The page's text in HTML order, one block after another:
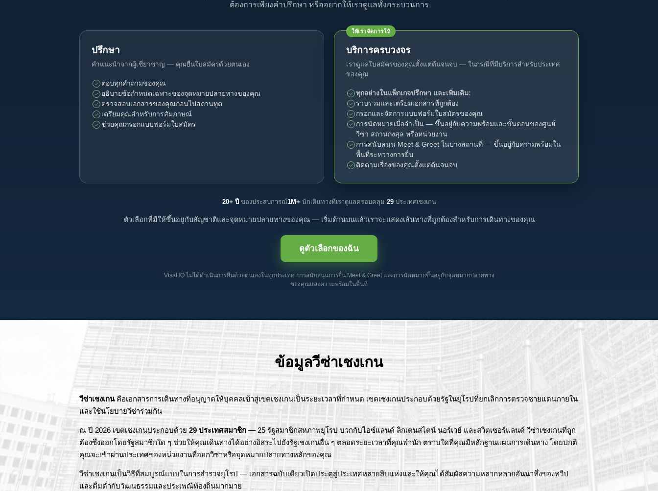
ต้องการเพียงคำปรึกษา หรืออยากให้เราดูแลทั้งกระบวนการ
ปรึกษา
คำแนะนำจากผู้เชี่ยวชาญ — คุณยื่นใบสมัครด้วยตนเอง
ตอบทุกคำถามของคุณ
อธิบายข้อกำหนดเฉพาะของจุดหมายปลายทางของคุณ
ตรวจสอบเอกสารของคุณก่อนไปสถานทูต
เตรียมคุณสำหรับการสัมภาษณ์
ช่วยคุณกรอกแบบฟอร์มใบสมัคร
ให้เราจัดการให้
บริการครบวงจร
เราดูแลใบสมัครของคุณตั้งแต่ต้นจนจบ — ในกรณีที่มีบริการสำหรับประเทศ
ของคุณ
ทุกอย่างในแพ็กเกจปรึกษา และเพิ่มเติม:
รวบรวมและเตรียมเอกสารที่ถูกต้อง
กรอกและจัดการแบบฟอร์มใบสมัครของคุณ
การนัดหมายเมื่อจำเป็น — ขึ้นอยู่กับความพร้อมและขั้นตอนของศูนย์
วีซ่า สถานกงสุล หรือหน่วยงาน
การสนับสนุน Meet & Greet ในบางสถานที่ — ขึ้นอยู่กับความพร้อมใน
พื้นที่ระหว่างการยื่น
ติดตามเรื่องของคุณตั้งแต่ต้นจนจบ
20+ ปี ของประสบการณ์1M+ นักเดินทางที่เราดูแลครอบคลุม 29ประเทศเชงเกน
ตัวเลือกที่มีให้ขึ้นอยู่กับสัญชาติและจุดหมายปลายทางของคุณ — เริ่มด้านบนแล้วเราจะแสดงเส้นทางที่ถูกต้องสำหรับการเดินทางของคุณ
ดูตัวเลือกของฉัน
VisaHQ ไม่ได้ดำเนินการยื่นด้วยตนเองในทุกประเทศ การสนับสนุนการยื่น Meet & Greet และการนัดหมายขึ้นอยู่กับจุดหมายปลายทาง
ของคุณและความพร้อมในพื้นที่
ข้อมูลวีซ่าเชงเกน
วีซ่าเชงเกนคือเอกสารการเดินทางที่อนุญาตให้บุคคลเข้าสู่เขตเชงเกนเป็นระยะเวลาที่กำหนด เขตเชงเกนประกอบด้วยรัฐในยุโรปที่ยกเลิกการตรวจชายแดนภายใน
และใช้นโยบายวีซ่าร่วมกัน
ณ ปี 2026 เขตเชงเกนประกอบด้วย 29 ประเทศสมาชิก — 25 รัฐสมาชิกสหภาพยุโรป บวกกับไอซ์แลนด์ ลิกเตนสไตน์ นอร์เวย์ และสวิตเซอร์แลนด์ วีซ่าเชงเกนที่ถูก
ต้องซึ่งออกโดยรัฐสมาชิกใด ๆ ช่วยให้คุณเดินทางได้อย่างอิสระไปยังรัฐเชงเกนอื่น ๆ ตลอดระยะเวลาที่คุณพำนัก ตราบใดที่คุณมีหลักฐานแผนการเดินทาง โดยปกติ
คุณจะเข้าผ่านประเทศของหน่วยงานที่ออกวีซ่าหรือจุดหมายปลายทางหลักของคุณ
วีซ่าเชงเกนเป็นวิธีที่สมบูรณ์แบบในการสำรวจยุโรป — เอกสารฉบับเดียวเปิดประตูสู่ประเทศหลายสิบแห่งและให้คุณได้สัมผัสความหลากหลายอันน่าทึ่งของทวีป
และดื่มด่ำกับวัฒนธรรมและประเพณีท้องถิ่นมากมาย